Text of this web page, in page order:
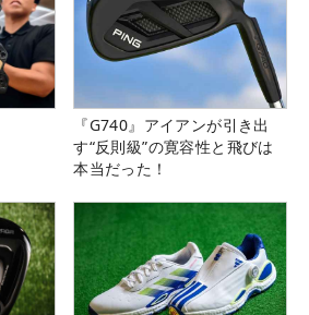
『G740』アイアンが引き出
す“反則級”の寛容性と飛びは
本当だった！